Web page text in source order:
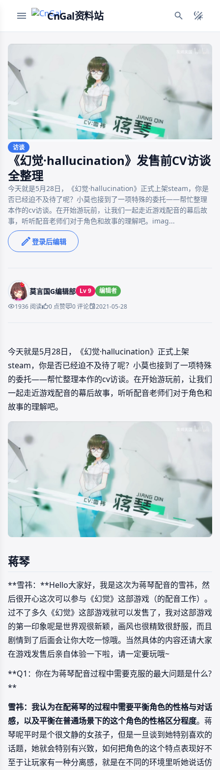
CnGal资料站
访谈
《幻觉·hallucination》发售前CV访谈
全整理
今天就是5月28日，《幻觉·hallucination》正式上架steam，你是
否已经迫不及待了呢？小莫也接到了一项特殊的委托——帮忙整理
本作的cv访谈。在开始游玩前，让我们一起走近游戏配音的幕后故
事，听听配音老师们对于角色和故事的理解吧。imag...
登录后编辑
莫言国G编辑部 Lv 9
编辑者
1936 阅读
0 点赞 0 评论 2021-05-28
今天就是5月28日，《幻觉·hallucination》正式上架
steam，你是否已经迫不及待了呢？小莫也接到了一项特殊
的委托——帮忙整理本作的cv访谈。在开始游玩前，让我们
一起走近游戏配音的幕后故事，听听配音老师们对于角色和
故事的理解吧。
蒋琴
**雪祎：**Hello大家好，我是这次为蒋琴配音的雪祎，然
后很开心这次可以参与《幻觉》这部游戏（的配音工作）。
过不了多久《幻觉》这部游戏就可以发售了，我对这部游戏
的第一印象呢是世界观很新颖，画风也很精致很舒服，而且
剧情到了后面会让你大吃一惊哦。当然具体的内容还请大家
在游戏发售后亲自体验一下啦，请一定要玩哦~
**Q1：你在为蒋琴配音过程中需要克服的最大问题是什么?
**
雪祎： 我认为在配蒋琴的过程中需要平衡角色的性格与对话
感， 以及平衡在普通场景下的这个角色的性格区分程度。蒋
琴呢平时是个很文静的女孩子，但是一旦谈到她特别喜欢的
话题，她就会特别有兴致，如何把角色的这个特点表现好不
至于让玩家有一种分离感，就是在不同的环境里听她说话仿